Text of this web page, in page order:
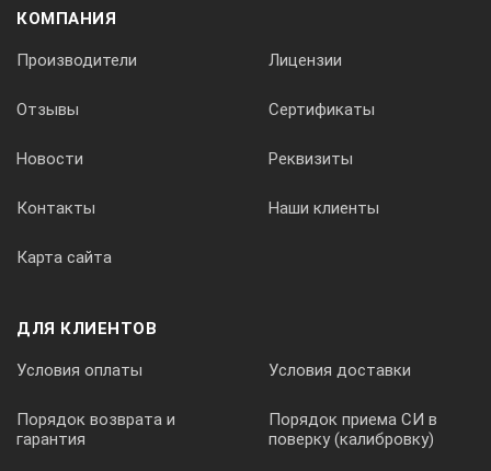
КОМПАНИЯ
Производители Лицензии
Отзывы Сертификаты
Новости Реквизиты
Контакты Наши клиенты
Карта сайта
ДЛЯ КЛИЕНТОВ
Условия оплаты Условия доставки
Порядок возврата и
гарантия
Порядок приема СИ в
поверку (калибровку)